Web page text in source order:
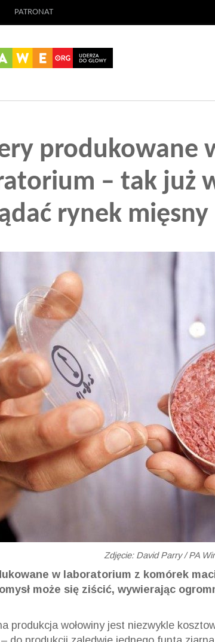
PATRONAT
produkowane
– tak już
rynek mięsny
Zdjęcie: David Parry / PA
w laboratorium z komórek
może się ziścić, wywierając
produkcja wołowiny jest niezwykle